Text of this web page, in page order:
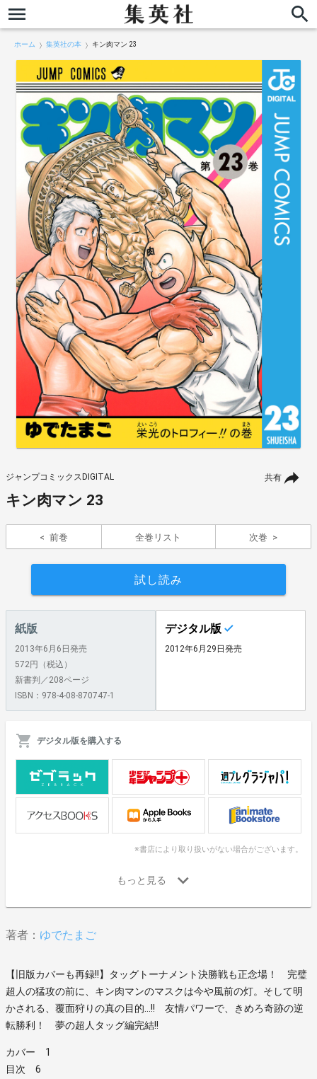
ホーム 集英社の本 キン肉マン 23
共有
ジャンプコミックスDIGITAL
キン肉マン 23
前巻 全巻リスト 次巻
試し読み
紙版
2013年6月6日発売
572円（税込）
新書判／208ページ
ISBN：978-4-08-870747-1
デジタル版
2012年6月29日発売
デジタル版を購入する
※書店により取り扱いがない場合がございます。
著者： ゆでたまご
【旧版カバーも再録!!】タッグトーナメント決勝戦も正念場！ 完璧
超人の猛攻の前に、キン肉マンのマスクは今や風前の灯。そして明
かされる、覆面狩りの真の目的…!! 友情パワーで、きめろ奇跡の逆
転勝利！ 夢の超人タッグ編完結!!
カバー 1
目次 6